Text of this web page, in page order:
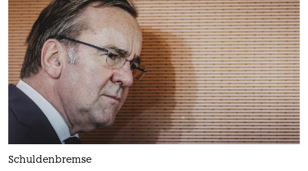
Schuldenbremse